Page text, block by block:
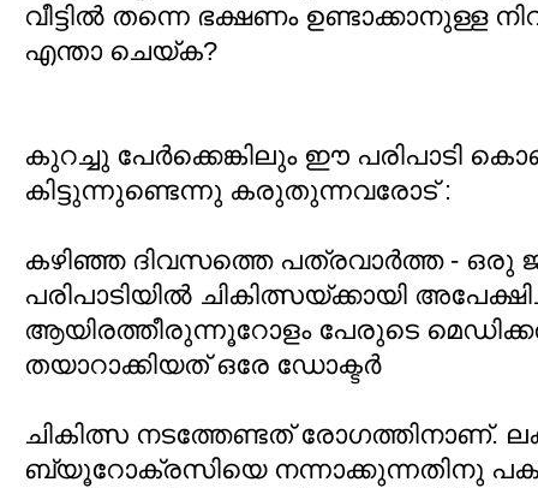
വീട്ടില്‍ തന്നെ ഭക്ഷണം ഉണ്ടാക്കാനുള്ള
എന്താ ചെയ്ക?
കുറച്ചു പേര്‍ക്കെങ്കിലും ഈ പരിപാടി
കിട്ടുന്നുണ്ടെന്നു കരുതുന്നവരോട് :
കഴിഞ്ഞ ദിവസത്തെ പത്രവാര്‍ത്ത - ഒരു
പരിപാടിയില്‍ ചികിത്സയ്ക്കായി
ആയിരത്തീരുന്നൂറോളം പേരുടെ
തയാറാക്കിയത് ഒരേ ഡോക്ടര്‍
ചികിത്സ നടത്തേണ്ടത് രോഗത്തിനാണ്.
ബ്യൂറോക്രസിയെ നന്നാക്കുന്നതിനു